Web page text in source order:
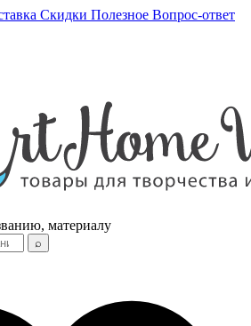
Скидки Полезное Вопрос-ответ
материалу
⌕